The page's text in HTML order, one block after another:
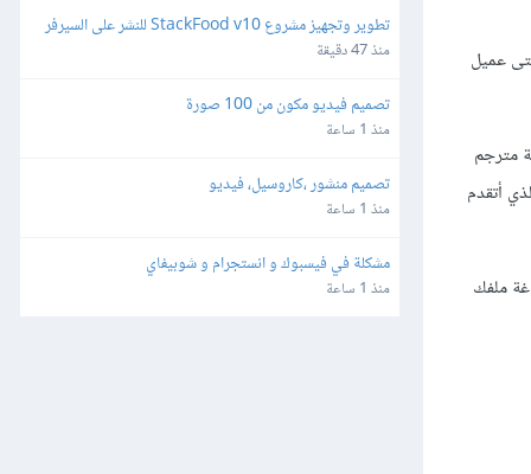
عميل
مترجم
أتقدم
ملفك
تطوير وتجهيز مشروع StackFood v10 للنشر على السيرفر
والمتاجر
منذ 47 دقيقة
تصميم فيديو مكون من 100 صورة
منذ 1 ساعة
تصميم منشور ،كاروسيل، فيديو
منذ 1 ساعة
مشكلة في فيسبوك و انستجرام و شوبيفاي
منذ 1 ساعة